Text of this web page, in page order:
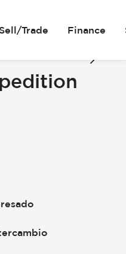
Sell/Trade Finance